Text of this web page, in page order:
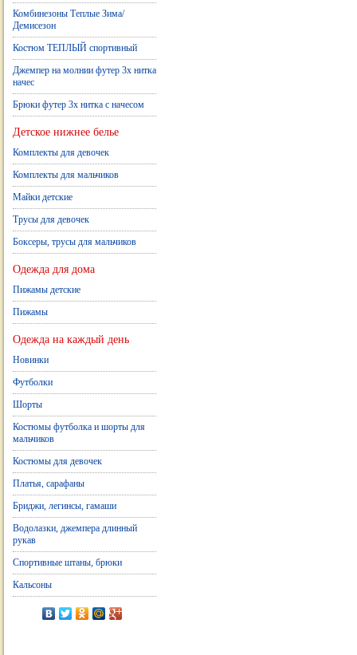
Комбинезоны Теплые Зима/
Демисезон
Костюм ТЕПЛЫЙ спортивный
Джемпер на молнии футер 3х нитка
начес
Брюки футер 3х нитка с начесом
Детское нижнее белье
Комплекты для девочек
Комплекты для мальчиков
Майки детские
Трусы для девочек
Боксеры, трусы для мальчиков
Одежда для дома
Пижамы детские
Пижамы
Одежда на каждый день
Новинки
Футболки
Шорты
Костюмы футболка и шорты для
мальчиков
Костюмы для девочек
Платья, сарафаны
Бриджи, легинсы, гамаши
Водолазки, джемпера длинный
рукав
Спортивные штаны, брюки
Кальсоны